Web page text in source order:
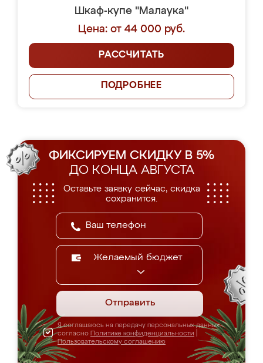
Шкаф-купе "Малаука"
Цена: от 44 000 руб.
РАССЧИТАТЬ
ПОДРОБНЕЕ
ФИКСИРУЕМ СКИДКУ В 5%
ДО КОНЦА АВГУСТА
Оставьте заявку сейчас, скидка
сохранится.
Желаемый бюджет
Отправить
Я соглашаюсь на передачу персональных данных
согласно Политике конфиденциальности
Пользовательскому соглашению